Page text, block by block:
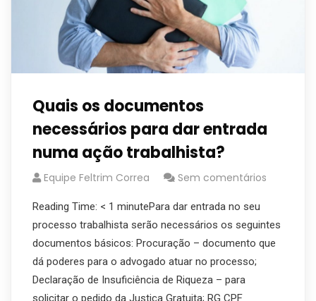
Quais os documentos
necessários para dar entrada
numa ação trabalhista?
Equipe Feltrim Correa Sem comentários
Reading Time: < 1 minutePara dar entrada no seu
processo trabalhista serão necessários os seguintes
documentos básicos: Procuração – documento que
dá poderes para o advogado atuar no processo;
Declaração de Insuficiência de Riqueza – para
solicitar o pedido da Justiça Gratuita; RG CPF